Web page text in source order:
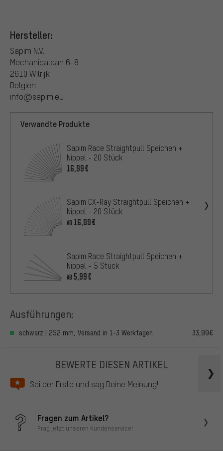
Hersteller:
Sapim N.V.
Mechanicalaan 6-8
2610 Wilrijk
Belgien
info@sapim.eu
Verwandte Produkte
Sapim Race Straightpull Speichen +
Nippel - 20 Stück
16,99€
Sapim CX-Ray Straightpull Speichen +
Nippel - 20 Stück
AB 16,99€
Sapim Race Straightpull Speichen +
Nippel - 5 Stück
AB 5,99€
Ausführungen:
schwarz | 252 mm, Versand in 1-3 Werktagen 33,99€
BEWERTE DIESEN ARTIKEL
Sei der Erste und sag Deine Meinung!
Fragen zum Artikel?
Frag jetzt unseren Kundenservice!